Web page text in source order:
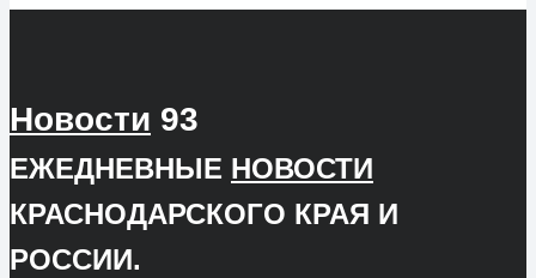
Новости 93
ЕЖЕДНЕВНЫЕ НОВОСТИ
КРАСНОДАРСКОГО КРАЯ И
РОССИИ.